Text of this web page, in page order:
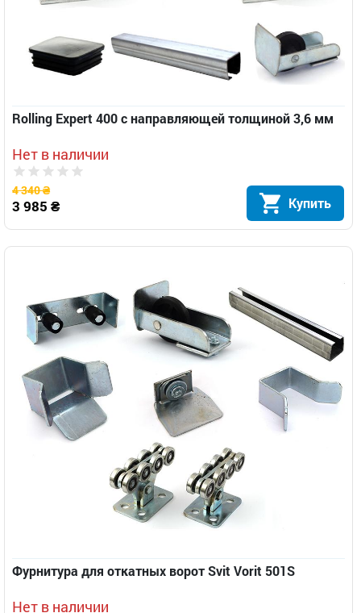
Rolling Expert 400 с направляющей толщиной 3,6 мм
Нет в наличии
4 340 ₴
3 985 ₴ Купить
Фурнитура для откатных ворот Svit Vorit 501S
Нет в наличии